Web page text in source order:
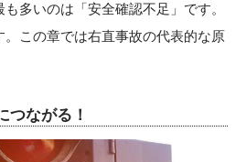
多いのは「安全確認不足」です。
この章では右直事故の代表的な原
つながる！